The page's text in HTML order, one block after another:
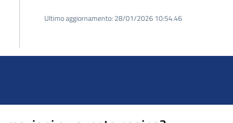
Ultimo aggiornamento: 28/01/2026 10:54.46